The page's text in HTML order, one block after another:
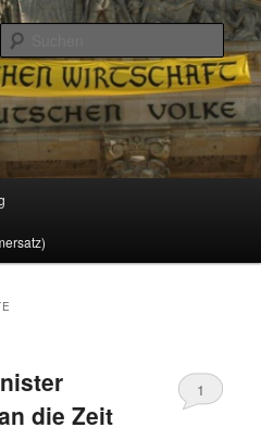
die Zeit
1